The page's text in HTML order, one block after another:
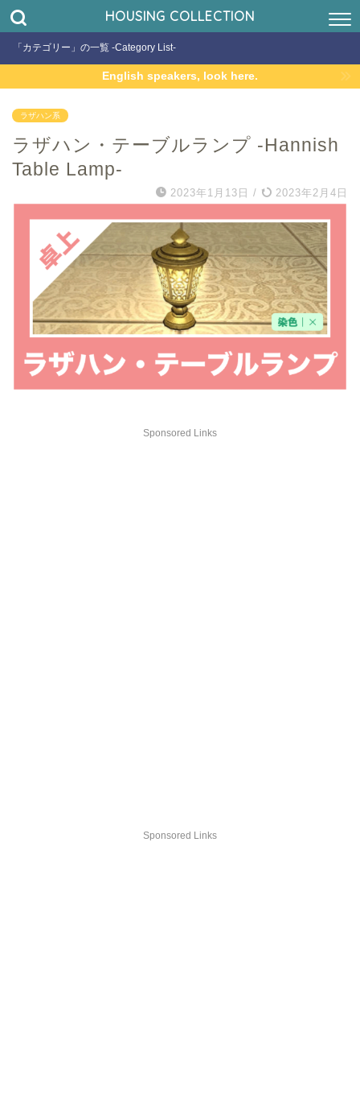
HOUSING COLLECTION
「カテゴリー」の一覧 -Category List-
English speakers, look here.
ラザハン系
ラザハン・テーブルランプ -Hannish
Table Lamp-
2023年1月13日 / 2023年2月4日
Sponsored Links
Sponsored Links